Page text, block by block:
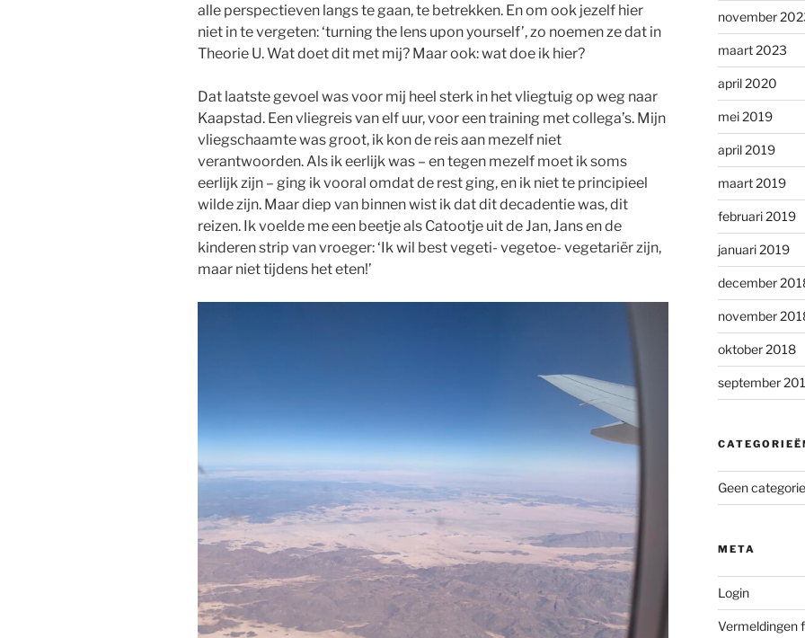
alle perspectieven langs te gaan, te betrekken. En om ook jezelf hier
niet in te vergeten: ‘turning the lens upon yourself’, zo noemen ze dat in
Theorie U. Wat doet dit met mij? Maar ook: wat doe ik hier?
Dat laatste gevoel was voor mij heel sterk in het vliegtuig op weg naar
Kaapstad. Een vliegreis van elf uur, voor een training met collega’s. Mijn
vliegschaamte was groot, ik kon de reis aan mezelf niet
verantwoorden. Als ik eerlijk was – en tegen mezelf moet ik soms
eerlijk zijn – ging ik vooral omdat de rest ging, en ik niet te principieel
wilde zijn. Maar diep van binnen wist ik dat dit decadentie was, dit
reizen. Ik voelde me een beetje als Catootje uit de Jan, Jans en de
kinderen strip van vroeger: ‘Ik wil best vegeti- vegetoe- vegetariër zijn,
maar niet tijdens het eten!’
november
maart 2023
april 2020
mei 2019
april 2019
maart 2019
februari 2019
januari 2019
december
november
oktober 2018
september
Geen categorie
META
Login
Vermeldingen